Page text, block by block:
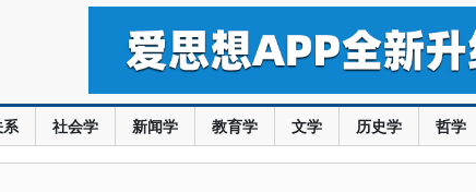
系 社会学 新闻学 教育学 文学 历史学 哲学